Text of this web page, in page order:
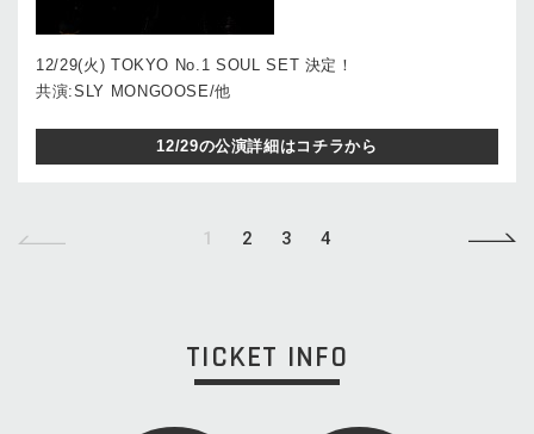
12/29(火) TOKYO No.1 SOUL SET 決定！
共演:SLY MONGOOSE/他
12/29の公演詳細はコチラから
1 2 3 4
TICKET INFO